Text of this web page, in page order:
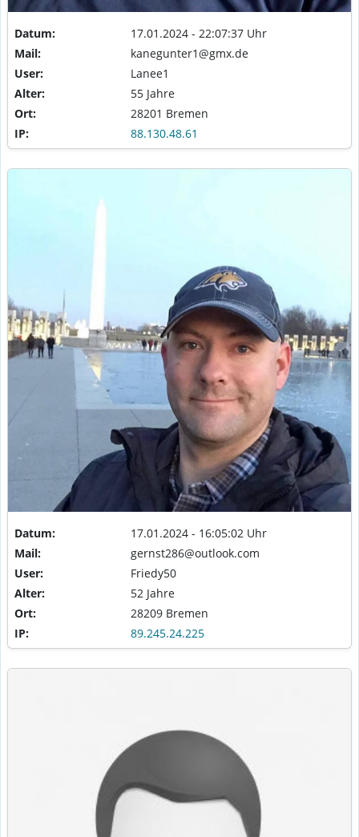
Datum:
17.01.2024 - 22:07:37 Uhr
Mail:
kanegunter1@gmx.de
User:
Lanee1
Alter:
55 Jahre
Ort:
28201 Bremen
IP:
88.130.48.61
Datum:
17.01.2024 - 16:05:02 Uhr
Mail:
gernst286@outlook.com
User:
Friedy50
Alter:
52 Jahre
Ort:
28209 Bremen
IP:
89.245.24.225